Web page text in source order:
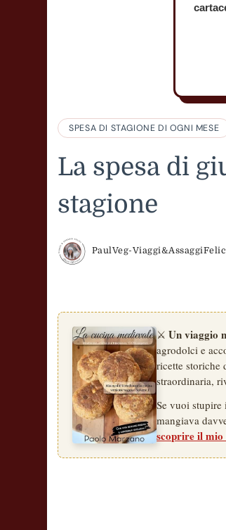
SPESA DI STAGIONE DI OGNI MESE
La spesa di
stagione
PaulVeg-
⚔️Un viaggio
agrodolci e
ricette storiche
straordinaria,
Se vuoi stupire
mangiava
scoprire il mio